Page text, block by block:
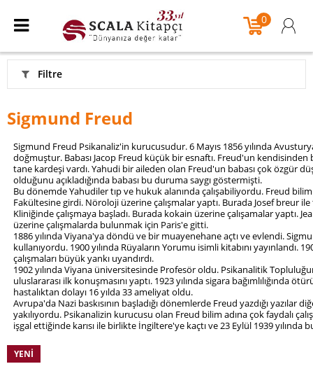
0
Filtre
Sigmund Freud
Sigmund Freud Psikanaliz'in kurucusudur. 6 Mayıs 1856 yılında
doğmuştur. Babası Jacop Freud küçük bir esnaftı. Freud'un
tane kardeşi vardı. Yahudi bir aileden olan Freud'un babası çok özgür
olduğunu açıkladığında babası bu duruma saygı göstermişti.
Bu dönemde Yahudiler tıp ve hukuk alanında çalışabiliyordu. Freud
Fakültesine girdi. Nöroloji üzerine çalışmalar yaptı. Burada Josef breur
Kliniğinde çalışmaya başladı. Burada kokain üzerine çalışamalar yaptı.
üzerine çalışmalarda bulunmak için Paris'e gitti.
1886 yılında Viyana'ya döndü ve bir muayenehane açtı ve evlendi.
kullanıyordu. 1900 yılında Rüyaların Yorumu isimli kitabını yayınlandı.
çalışmaları büyük yankı uyandırdı.
1902 yılında Viyana üniversitesinde Profesör oldu. Psikanalitik
uluslararası ilk konuşmasını yaptı. 1923 yılında sigara bağımlılığında
hastalıktan dolayı 16 yılda 33 ameliyat oldu.
Avrupa'da Nazi baskısının başladığı dönemlerde Freud yazdığı yazılar
yakılıyordu. Psikanalizin kurucusu olan Freud bilim adına çok faydalı
işgal ettiğinde karısı ile birlikte İngiltere'ye kaçtı ve 23 Eylül 1939 yılında
YENI